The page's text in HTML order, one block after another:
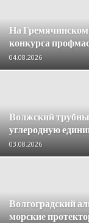
На
конкурса
04.08.2026
Волжский
углеродную
03.08.2026
Волгоградский
морские